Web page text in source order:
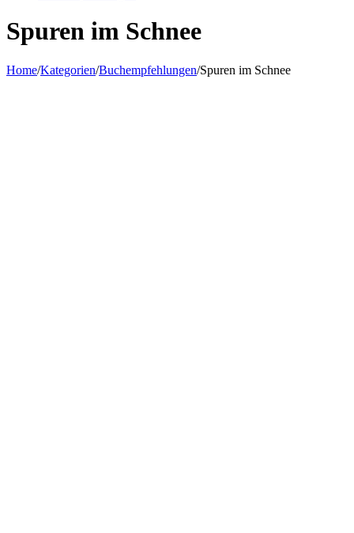
Spuren im Schnee
Home/Kategorien/Buchempfehlungen/Spuren im Schnee